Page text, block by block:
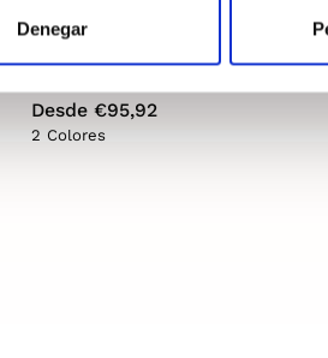
Denegar
Tommy Jeans Essential Logo
Desde €95,92
2 Colores